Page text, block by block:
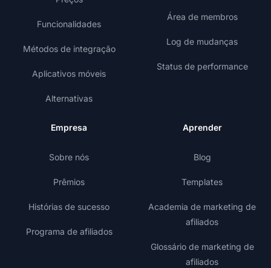
Funcionalidades
Métodos de integração
Aplicativos móveis
Alternativas
Área de membros
Log de mudanças
Status de performance
Empresa
Sobre nós
Prêmios
Histórias de sucesso
Programa de afiliados
Aprender
Blog
Templates
Academia de marketing de
afiliados
Glossário de marketing de
afiliados